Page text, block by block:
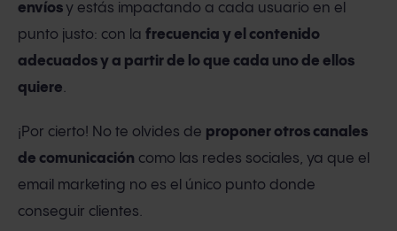
envíosy estás impactando a cada usuario en el
punto justo: con la frecuencia y el contenido
adecuados y a partir de lo que cada uno de ellos
quiere.
¡Por cierto! No te olvides de proponer otros canales
de comunicación como las redes sociales, ya que el
email marketing no es el único punto donde
conseguir clientes.